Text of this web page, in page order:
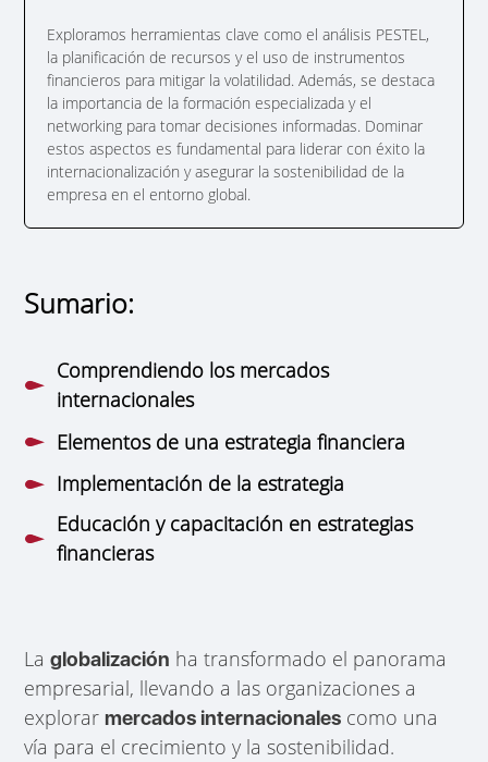
Exploramos herramientas clave como el análisis PESTEL,
la planificación de recursos y el uso de instrumentos
financieros para mitigar la volatilidad. Además, se destaca
la importancia de la formación especializada y el
networking para tomar decisiones informadas. Dominar
estos aspectos es fundamental para liderar con éxito la
internacionalización y asegurar la sostenibilidad de la
empresa en el entorno global.
Sumario:
Comprendiendo los mercados
internacionales
Elementos de una estrategia financiera
Implementación de la estrategia
Educación y capacitación en estrategias
financieras
Laglobalización ha transformado el panorama
empresarial, llevando a las organizaciones a
explorarmercados internacionales como una
vía para el crecimiento y la sostenibilidad.